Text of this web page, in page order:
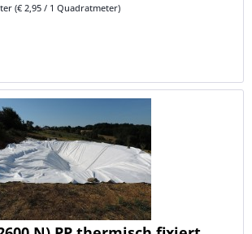
(€ 2,95 / 1 Quadratmeter)